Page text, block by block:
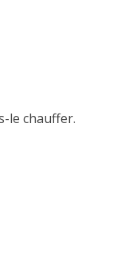
le chauffer.